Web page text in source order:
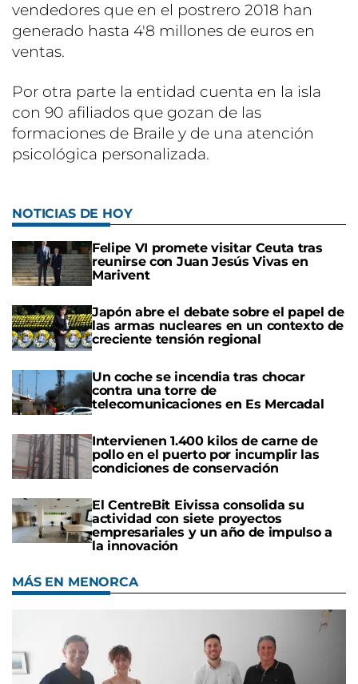
vendedores que en el postrero 2018 han
generado hasta 4'8 millones de euros en
ventas.
Por otra parte la entidad cuenta en la isla
con 90 afiliados que gozan de las
formaciones de Braile y de una atención
psicológica personalizada.
NOTICIAS DE HOY
Felipe VI promete visitar Ceuta tras
reunirse con Juan Jesús Vivas en
Marivent
Japón abre el debate sobre el papel de
las armas nucleares en un contexto de
creciente tensión regional
Un coche se incendia tras chocar
contra una torre de
telecomunicaciones en Es Mercadal
Intervienen 1.400 kilos de carne de
pollo en el puerto por incumplir las
condiciones de conservación
El CentreBit Eivissa consolida su
actividad con siete proyectos
empresariales y un año de impulso a
la innovación
MÁS EN MENORCA